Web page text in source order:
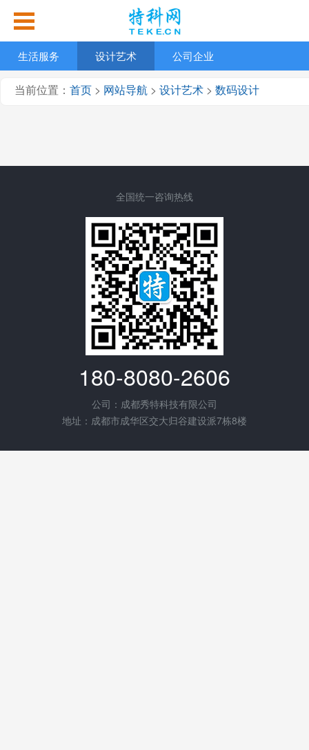
生活服务 设计艺术 公司企业
当前位置： 首页 > 网站导航 > 设计艺术 > 数码设计
全国统一咨询热线
180-8080-2606
公司：成都秀特科技有限公司
地址：成都市成华区交大归谷建设派7栋8楼